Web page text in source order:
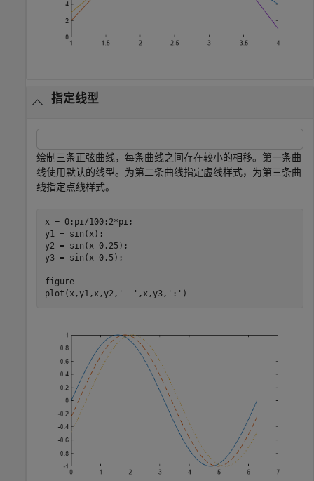
指定线型
绘制三条正弦曲线，每条曲线之间存在较小的相移。第一条曲
线使用默认的线型。为第二条曲线指定虚线样式，为第三条曲
线指定点线样式。
x = 0:pi/100:2*pi;
y1 = sin(x);
y2 = sin(x-0.25);
y3 = sin(x-0.5);
figure
plot(x,y1,x,y2, '--' ,x,y3, ':' )